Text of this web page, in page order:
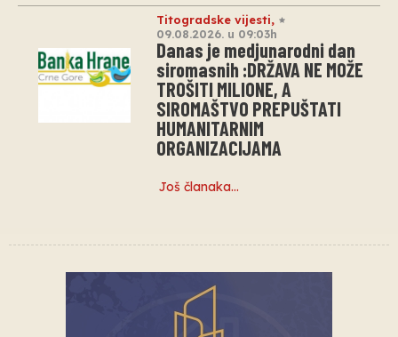
Titogradske vijesti,
09.08.2026. u 09:03h
Danas je medjunarodni dan
siromasnih :DRŽAVA NE MOŽE
TROŠITI MILIONE, A
SIROMAŠTVO PREPUŠTATI
HUMANITARNIM
ORGANIZACIJAMA
Još članaka…